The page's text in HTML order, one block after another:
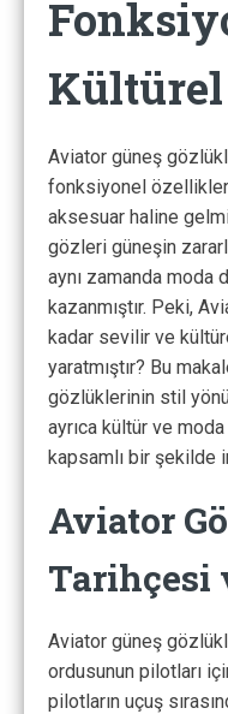
Aviator güneş
fonksiyonel
aksesuar haline
gözleri güneşin
aynı zamanda moda
kazanmıştır. Peki,
kadar sevilir ve
yaratmıştır? Bu
gözlüklerinin stil
ayrıca kültür ve
kapsamlı bir şekilde
Aviator
Tarihçesi
Aviator güneş
ordusunun pilotları
pilotların uçuş